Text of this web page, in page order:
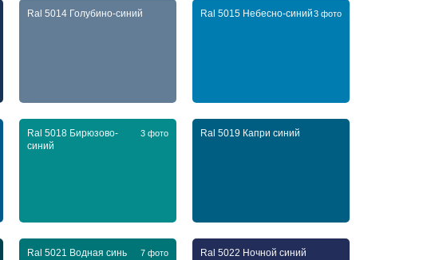
Ral 5014 Голубино-синий Ral 5015 Небесно-синий3 фото
Ral 5018 Бирюзово-
синий
3 фото Ral 5019 Капри синий
Ral 5021 Водная синь 7 фото Ral 5022 Ночной синий